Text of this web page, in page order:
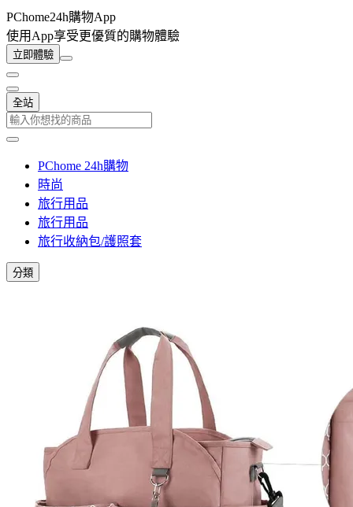
PChome24h購物App
使用App享受更優質的購物體驗
立即體驗
全站
PChome 24h購物
時尚
旅行用品
旅行用品
旅行收納包/護照套
分類